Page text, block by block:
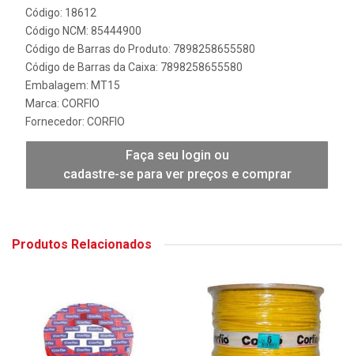
Código: 18612
Código NCM: 85444900
Código de Barras do Produto: 7898258655580
Código de Barras da Caixa: 7898258655580
Embalagem: MT15
Marca: CORFIO
Fornecedor: CORFIO
Faça seu login ou
cadastre-se para ver preços e comprar
Produtos Relacionados